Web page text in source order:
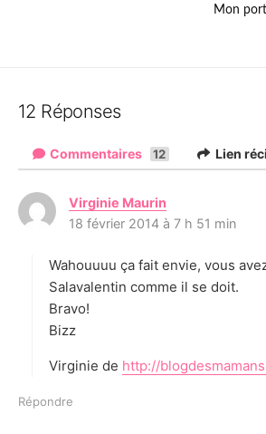
Mon
12 Réponses
Commentaires 12 Lien
Virginie Maurin
i
:
18 février 2014 à 7 h 51 min
Wahouuuu ça fait envie, vous
Salavalentin comme il se doit.
Bravo!
Bizz
Virginie de http://
Répondre